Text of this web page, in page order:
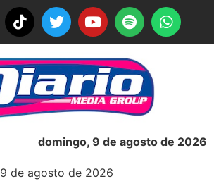
domingo, 9 de agosto de 2026
9 de agosto de 2026